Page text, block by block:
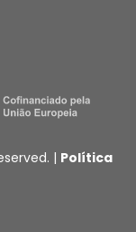
| Política